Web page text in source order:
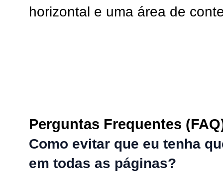
horizontal e uma área de
Perguntas Frequentes
Como evitar que eu tenha
em todas as páginas?